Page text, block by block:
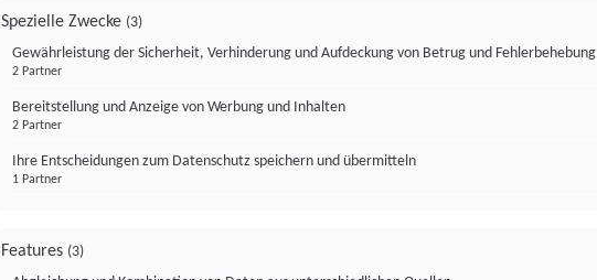
Spezielle Zwecke (3)
Gewährleistung der Sicherheit, Verhinderung und Aufdeckung von Betrug und Fehlerbehebung
2 Partner
Bereitstellung und Anzeige von Werbung und Inhalten
2 Partner
Ihre Entscheidungen zum Datenschutz speichern und übermitteln
1 Partner
Features (3)